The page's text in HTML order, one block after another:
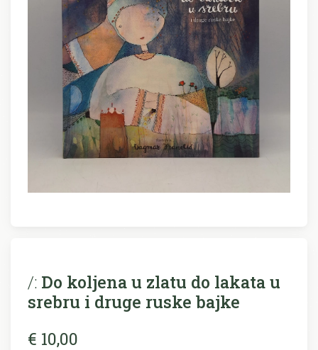
/: Do koljena u zlatu do lakata u
srebru i druge ruske bajke
€ 10,00